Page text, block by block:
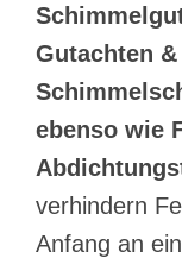
Gutachten
ebenso wie
verhindern
Anfang an